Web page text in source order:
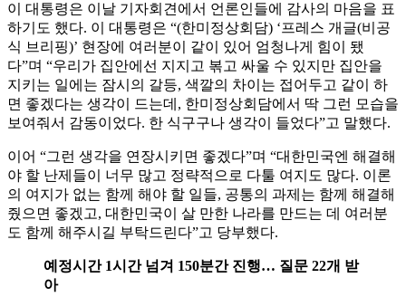
이 대통령은 이날 기자회견에서 언론인들에 감사의 마음을 표
하기도 했다. 이 대통령은 “(한미정상회담) ‘프레스 개글(비공
식 브리핑)’ 현장에 여러분이 같이 있어 엄청나게 힘이 됐
다”며 “우리가 집안에선 지지고 볶고 싸울 수 있지만 집안을
지키는 일에는 잠시의 갈등, 색깔의 차이는 접어두고 같이 하
면 좋겠다는 생각이 드는데, 한미정상회담에서 딱 그런 모습을
보여줘서 감동이었다. 한 식구구나 생각이 들었다”고 말했다.
이어 “그런 생각을 연장시키면 좋겠다”며 “대한민국엔 해결해
야 할 난제들이 너무 많고 정략적으로 다툴 여지도 많다. 이론
의 여지가 없는 함께 해야 할 일들, 공통의 과제는 함께 해결해
줬으면 좋겠고, 대한민국이 살 만한 나라를 만드는 데 여러분
도 함께 해주시길 부탁드린다”고 당부했다.
예정시간 1시간 넘겨 150분간 진행… 질문 22개 받
아